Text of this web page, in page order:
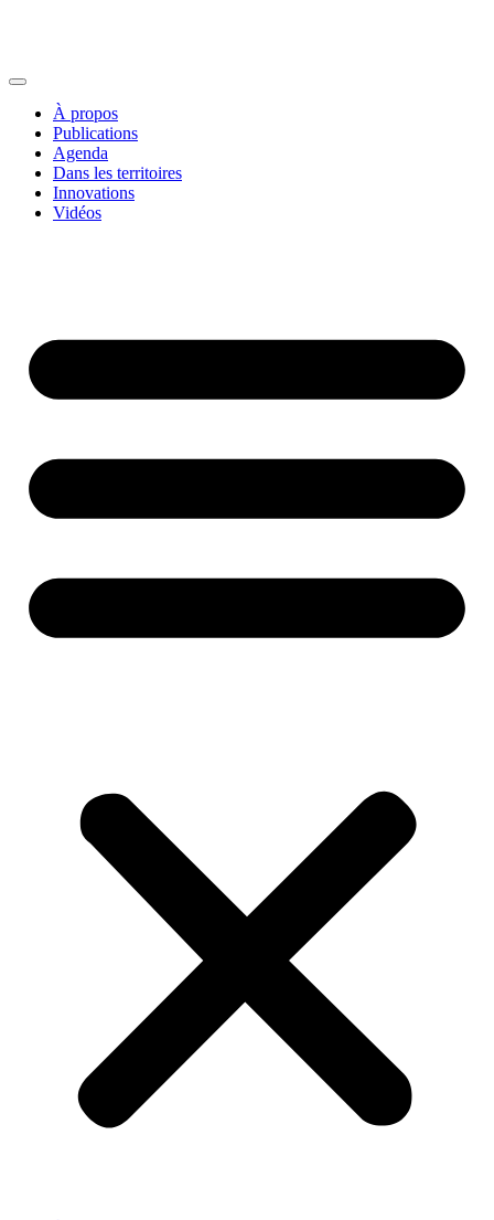
À propos
Publications
Agenda
Dans les territoires
Innovations
Vidéos